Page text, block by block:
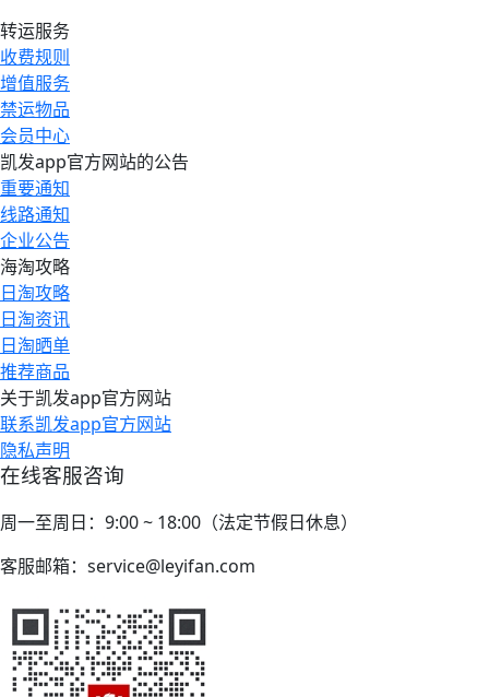
转运服务
收费规则
增值服务
禁运物品
会员中心
凯发app官方网站的公告
重要通知
线路通知
企业公告
海淘攻略
日淘攻略
日淘资讯
日淘晒单
推荐商品
关于凯发app官方网站
联系凯发app官方网站
隐私声明
在线客服咨询
周一至周日：9:00 ~ 18:00（法定节假日休息）
客服邮箱： service@leyifan.com